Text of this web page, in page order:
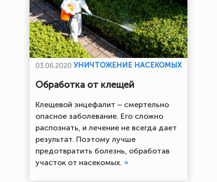
03.06.2020 УНИЧТОЖЕНИЕ НАСЕКОМЫХ
Обработка от клещей
Клещевой энцефалит – смертельно
опасное заболевание. Его сложно
распознать, и лечение не всегда дает
результат. Поэтому лучше
предотвратить болезнь, обработав
участок от насекомых. »